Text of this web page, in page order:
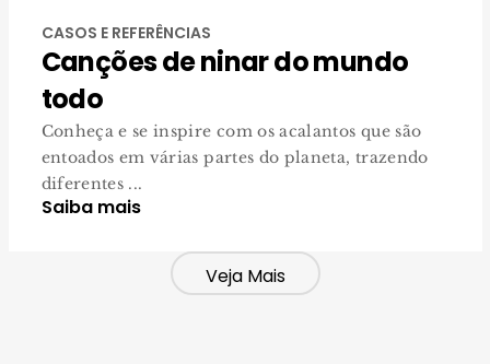
CASOS E REFERÊNCIAS
Canções de ninar do mundo
todo
Conheça e se inspire com os acalantos que são
entoados em várias partes do planeta, trazendo
diferentes ...
Saiba mais
Veja Mais